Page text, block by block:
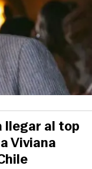
llegar al top
Viviana